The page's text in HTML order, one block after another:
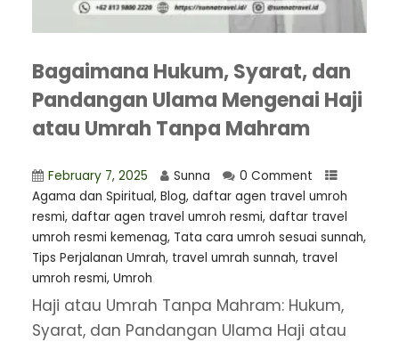
Bagaimana Hukum, Syarat, dan
Pandangan Ulama Mengenai Haji
atau Umrah Tanpa Mahram
February 7, 2025 Sunna
0 Comment
Agama dan Spiritual, Blog, ⁠daftar agen travel umroh
resmi, daftar agen travel umroh resmi, daftar travel
umroh resmi kemenag, Tata cara umroh sesuai sunnah,
Tips Perjalanan Umrah, travel umrah sunnah, travel
umroh resmi, Umroh
Haji atau Umrah Tanpa Mahram: Hukum,
Syarat, dan Pandangan Ulama Haji atau